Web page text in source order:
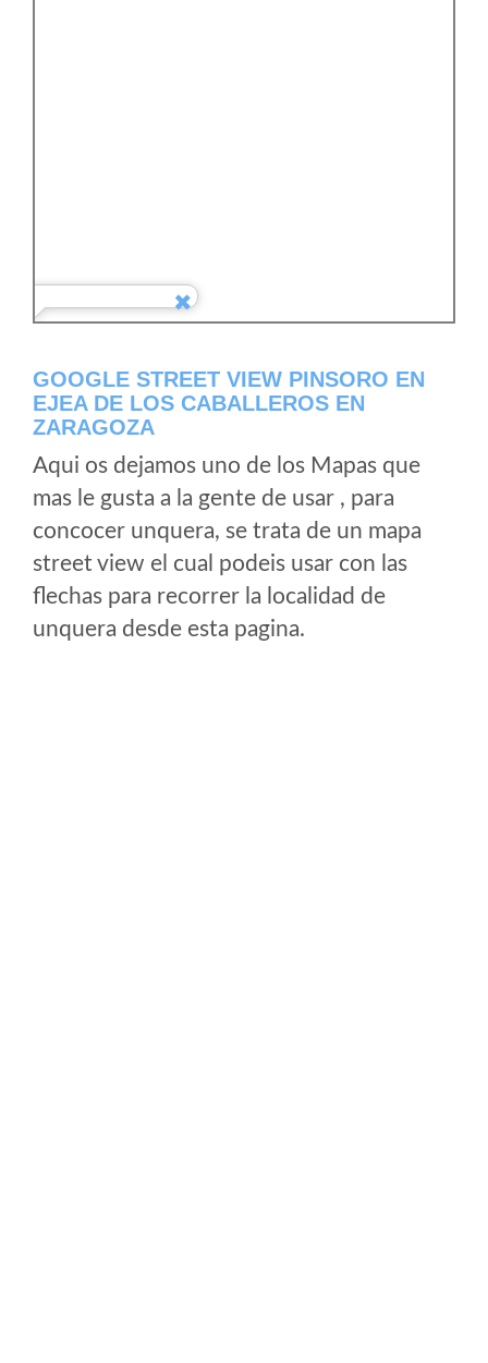
GOOGLE STREET VIEW PINSORO EN
EJEA DE LOS CABALLEROS EN
ZARAGOZA
Aqui os dejamos uno de los Mapas que
mas le gusta a la gente de usar , para
concocer unquera, se trata de un mapa
street view el cual podeis usar con las
flechas para recorrer la localidad de
unquera desde esta pagina.